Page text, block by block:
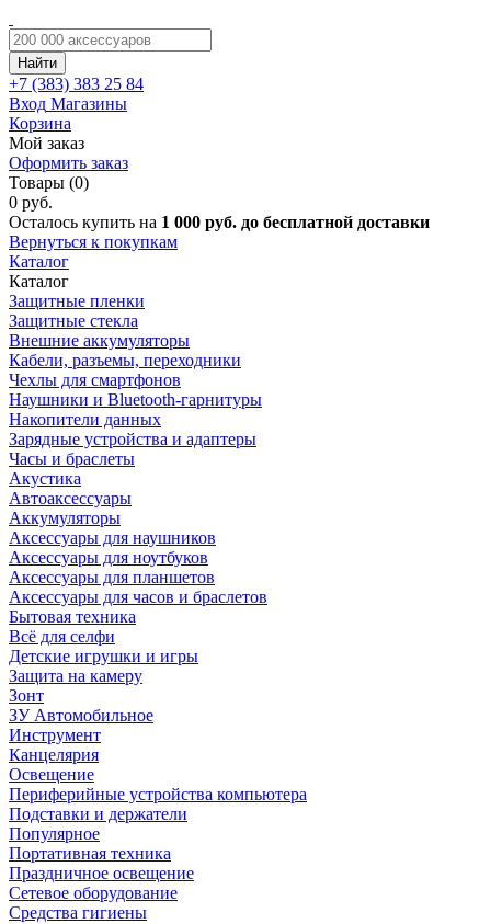
Найти
+7 (383) 383 25 84
Вход Магазины
Корзина
Мой заказ
Оформить заказ
Товары (0)
0 руб.
Осталось купить на 1 000 руб. до бесплатной доставки
Вернуться к покупкам
Каталог
Каталог
Защитные пленки
Защитные стекла
Внешние аккумуляторы
Кабели, разъемы, переходники
Чехлы для смартфонов
Наушники и Bluetooth-гарнитуры
Накопители данных
Зарядные устройства и адаптеры
Часы и браслеты
Акустика
Автоаксессуары
Аккумуляторы
Аксессуары для наушников
Аксессуары для ноутбуков
Аксессуары для планшетов
Аксессуары для часов и браслетов
Бытовая техника
Всё для селфи
Детские игрушки и игры
Защита на камеру
Зонт
ЗУ Автомобильное
Инструмент
Канцелярия
Освещение
Периферийные устройства компьютера
Подставки и держатели
Популярное
Портативная техника
Праздничное освещение
Сетевое оборудование
Средства гигиены